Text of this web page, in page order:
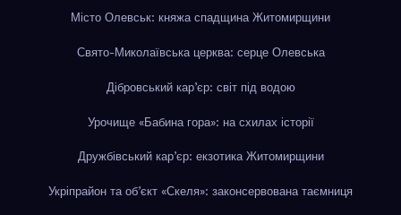
Місто Олевськ: княжа спадщина Житомирщини
Свято-Миколаївська церква: серце Олевська
Дібровський кар’єр: світ під водою
Урочище «Бабина гора»: на схилах історії
Дружбівський кар’єр: екзотика Житомирщини
Укріпрайон та об’єкт «Скеля»: законсервована таємниця